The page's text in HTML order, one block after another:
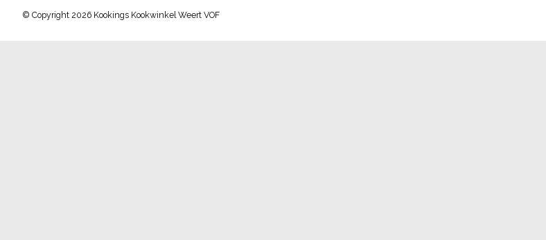
© Copyright 2026 Kookings Kookwinkel Weert VOF